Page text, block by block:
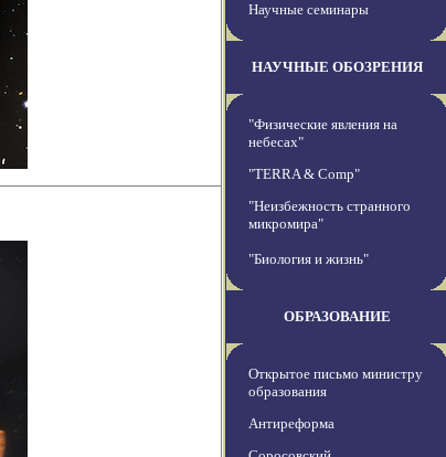
Научные семинары
НАУЧНЫЕ ОБОЗРЕНИЯ
"Физические явления на
небесах"
"TERRA & Comp"
"Неизбежность странного
микромира"
"Биология и жизнь"
ОБРАЗОВАНИЕ
Открытое письмо министру
образования
Антиреформа